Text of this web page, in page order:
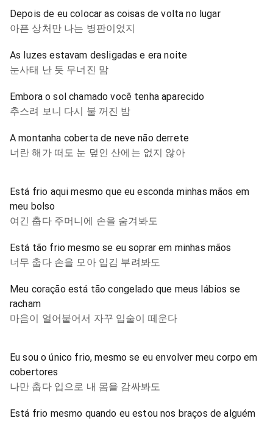
Depois de eu colocar as coisas de volta no lugar
아픈 상처만 나는 병판이었지
As luzes estavam desligadas e era noite
눈사태 난 듯 무너진 맘
Embora o sol chamado você tenha aparecido
추스려 보니 다시 불 꺼진 밤
A montanha coberta de neve não derrete
너란 해가 떠도 눈 덮인 산에는 없지 않아
Está frio aqui mesmo que eu esconda minhas mãos em
meu bolso
여긴 춥다 주머니에 손을 숨겨봐도
Está tão frio mesmo se eu soprar em minhas mãos
너무 춥다 손을 모아 입김 부려봐도
Meu coração está tão congelado que meus lábios se
racham
마음이 얼어붙어서 자꾸 입술이 떼운다
Eu sou o único frio, mesmo se eu envolver meu corpo em
cobertores
나만 춥다 입으로 내 몸을 감싸봐도
Está frio mesmo quando eu estou nos braços de alguém